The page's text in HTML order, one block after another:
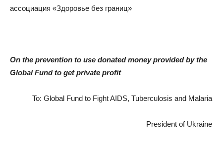
ассоциация «Здоровье без границ»
On the prevention to use donated money provided by the
Global Fund to get private profit
To: Global Fund to Fight AIDS, Tuberculosis and Malaria
President of Ukraine